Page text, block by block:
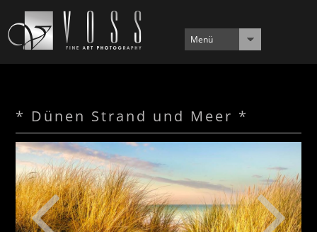
Menü
* Dünen Strand und Meer *